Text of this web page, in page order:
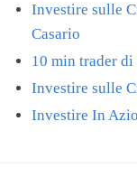
Investire sulle
Casario
10 min trader
Investire sulle
Investire In